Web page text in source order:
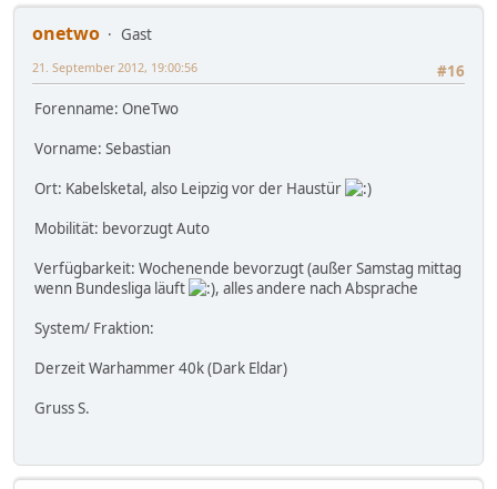
onetwo
Gast
#16
21. September 2012, 19:00:56
Forenname: OneTwo
Vorname: Sebastian
Ort: Kabelsketal, also Leipzig vor der Haustür
Mobilität: bevorzugt Auto
Verfügbarkeit: Wochenende bevorzugt (außer Samstag mittag
wenn Bundesliga läuft
, alles andere nach Absprache
System/ Fraktion:
Derzeit Warhammer 40k (Dark Eldar)
Gruss S.